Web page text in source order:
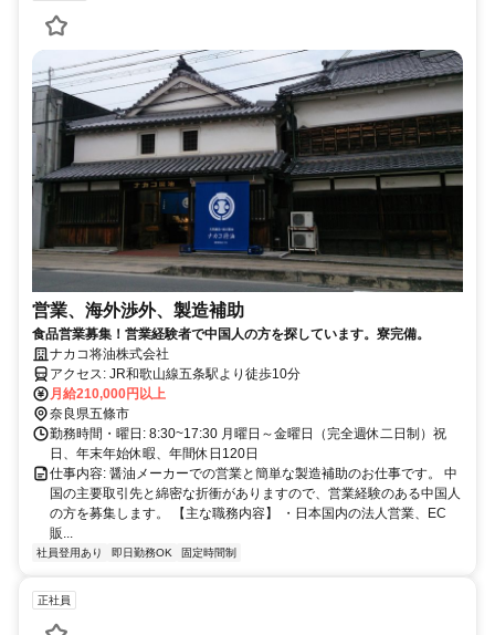
営業、海外渉外、製造補助
食品営業募集！営業経験者で中国人の方を探しています。寮完備。
ナカコ将油株式会社
アクセス: JR和歌山線五条駅より徒歩10分
月給210,000円以上
奈良県五條市
勤務時間・曜日: 8:30~17:30 月曜日～金曜日（完全週休二日制）祝
日、年末年始休暇、年間休日120日
仕事内容: 醤油メーカーでの営業と簡単な製造補助のお仕事です。 中
国の主要取引先と綿密な折衝がありますので、営業経験のある中国人
の方を募集します。 【主な職務内容】 ・日本国内の法人営業、EC
販...
社員登用あり 即日勤務OK 固定時間制
正社員